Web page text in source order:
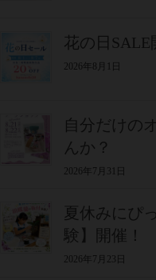
花の日SALE
2026年8月1日
自分だけの
んか？
2026年7月31日
夏休みにぴ
験】開催！
2026年7月23日